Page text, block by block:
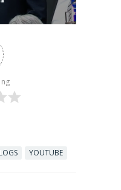
moi un ...
Read more
vendredi à
18h :
N0BbyPdWY
Tg/join
moi un ...YOUTUBE